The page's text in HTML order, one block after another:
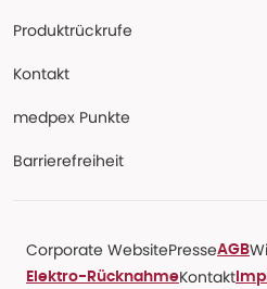
Produktrückrufe
Kontakt
medpex Punkte
Barrierefreiheit
Corporate WebsitePresseAGB
Elektro-RücknahmeKontakt